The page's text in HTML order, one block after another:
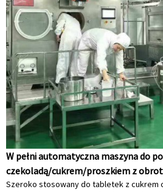
W pełni automatyczna maszyna do
czekoladą/cukrem/proszkiem z
Szeroko stosowany do tabletek z cukrem